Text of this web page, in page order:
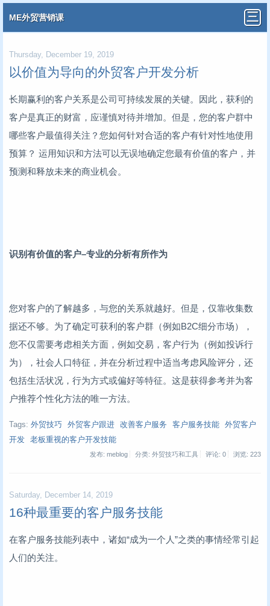
ME外贸营销课
Thursday, December 19, 2019
以价值为导向的外贸客户开发分析
长期赢利的客户关系是公司可持续发展的关键。因此，获利的
客户是真正的财富，应谨慎对待并增加。但是，您的客户群中
哪些客户最值得关注？您如何针对合适的客户有针对性地使用
预算？ 运用知识和方法可以无误地确定您最有价值的客户，并
预测和释放未来的商业机会。
识别有价值的客户–专业的分析有所作为
您对客户的了解越多，与您的关系就越好。但是，仅靠收集数
据还不够。为了确定可获利的客户群（例如B2C细分市场），
您不仅需要考虑相关方面，例如交易，客户行为（例如投诉行
为），社会人口特征，并在分析过程中适当考虑风险评分，还
包括生活状况，行为方式或偏好等特征。这是获得参考并为客
户推荐个性化方法的唯一方法。
Tags: 外贸技巧 外贸客户跟进 改善客户服务 客户服务技能
外贸客户
开发
老板重视的客户开发技能
发布: meblog 分类: 外贸技巧和工具 评论: 0 浏览: 223
Saturday, December 14, 2019
16种最重要的客户服务技能
在客户服务技能列表中，诸如“成为一个人”之类的事情经常引起
人们的关注。